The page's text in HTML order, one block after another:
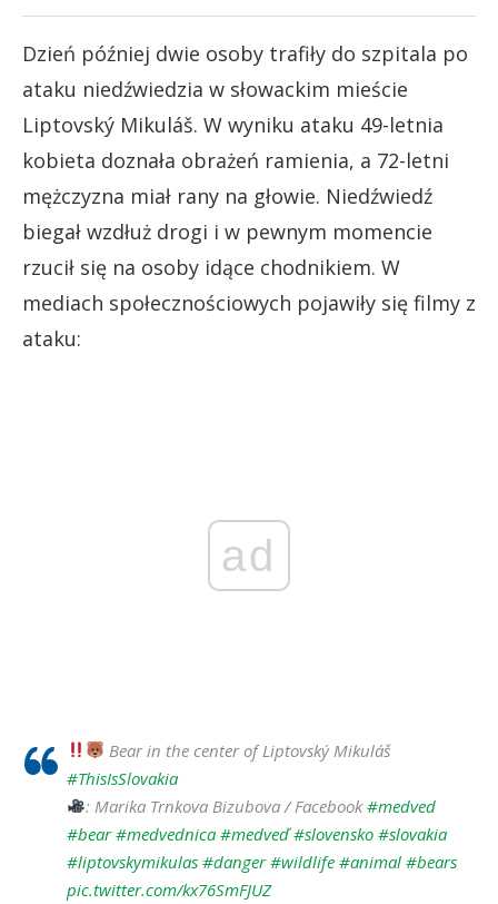
Dzień później dwie osoby trafiły do szpitala po
ataku niedźwiedzia w słowackim mieście
Liptovský Mikuláš. W wyniku ataku 49-letnia
kobieta doznała obrażeń ramienia, a 72-letni
mężczyzna miał rany na głowie. Niedźwiedź
biegał wzdłuż drogi i w pewnym momencie
rzucił się na osoby idące chodnikiem. W
mediach społecznościowych pojawiły się filmy z
ataku:
ad
Bear in the center of Liptovský Mikuláš
#ThisIsSlovakia
: Marika Trnkova Bizubova / Facebook#medved
#bear #medvednica #medveď #slovensko #slovakia
#liptovskymikulas #danger #wildlife #animal #bears
pic.twitter.com/kx76SmFJUZ